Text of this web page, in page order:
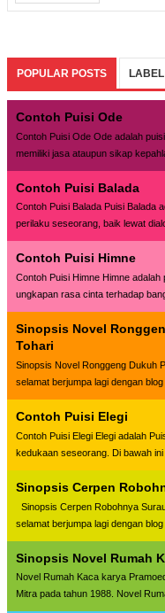
POPULAR POSTS LABEL
Contoh Puisi Ode
Contoh Puisi Ode Ode adalah
memiliki jasa ataupun sikap
Contoh Puisi Balada
Contoh Puisi Balada Puisi Balada
perilaku seseorang, baik lewat
Contoh Puisi Himne
Contoh Puisi Himne Himne
ungkapan rasa cinta terhadap
Sinopsis Novel
Tohari
Sinopsis Novel Ronggeng Dukuh
selamat berjumpa lagi dengan
Contoh Puisi Elegi
Contoh Puisi Elegi Elegi adalah
kedukaan seseorang. Di bawah ini
Sinopsis Cerpen
Sinopsis Cerpen Robohnya
selamat berjumpa lagi dengan
Sinopsis Novel Rumah
Novel Rumah Kaca karya
Mitra pada tahun 1988. Novel